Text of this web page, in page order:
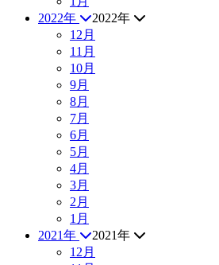
2022年
2022年
12月
11月
10月
9月
8月
7月
6月
5月
4月
3月
2月
1月
2021年
2021年
12月